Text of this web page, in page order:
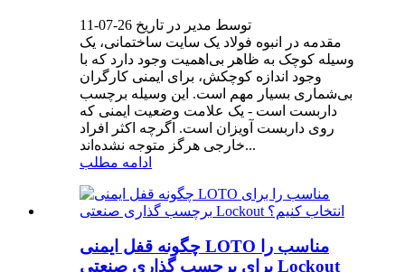
توسط مدیر در تاریخ 26-07-11
مقدمه در انبوه فولاد یک سایت ساختمانی، یک
وسیله کوچک به ظاهر بی‌اهمیت وجود دارد که با
وجود اندازه کوچکش، برای ایمنی کارگران
بی‌شماری بسیار مهم است. این وسیله برچسب
داربست است - یک علامت وضعیت ایمنی که
روی داربست آویزان است. اگرچه اکثر افراد
خارجی هرگز متوجه نشده‌اند...
ادامه مطلب
چگونه قفل ایمنی LOTO مناسب را
برای برچسب گذاری صنعتی Lockout